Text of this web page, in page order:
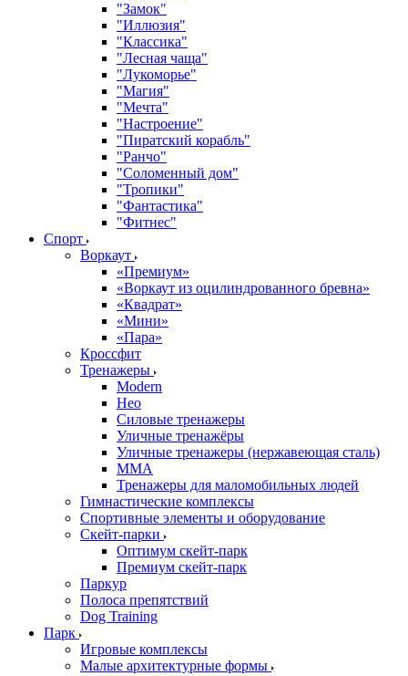
"Замок"
"Иллюзия"
"Классика"
"Лесная чаща"
"Лукоморье"
"Магия"
"Мечта"
"Настроение"
"Пиратский корабль"
"Ранчо"
"Соломенный дом"
"Тропики"
"Фантастика"
"Фитнес"
Спорт
Воркаут
«Премиум»
«Воркаут из оцилиндрованного бревна»
«Квадрат»
«Мини»
«Пара»
Кроссфит
Тренажеры
Modern
Нео
Силовые тренажеры
Уличные тренажёры
Уличные тренажеры (нержавеющая сталь)
ММА
Тренажеры для маломобильных людей
Гимнастические комплексы
Спортивные элементы и оборудование
Скейт-парки
Оптимум скейт-парк
Премиум скейт-парк
Паркур
Полоса препятствий
Dog Training
Парк
Игровые комплексы
Малые архитектурные формы